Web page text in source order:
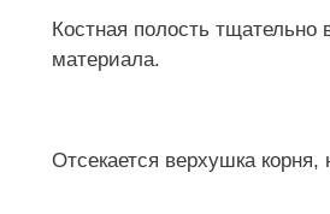
Костная полость
материала.
Отсекается верхушка